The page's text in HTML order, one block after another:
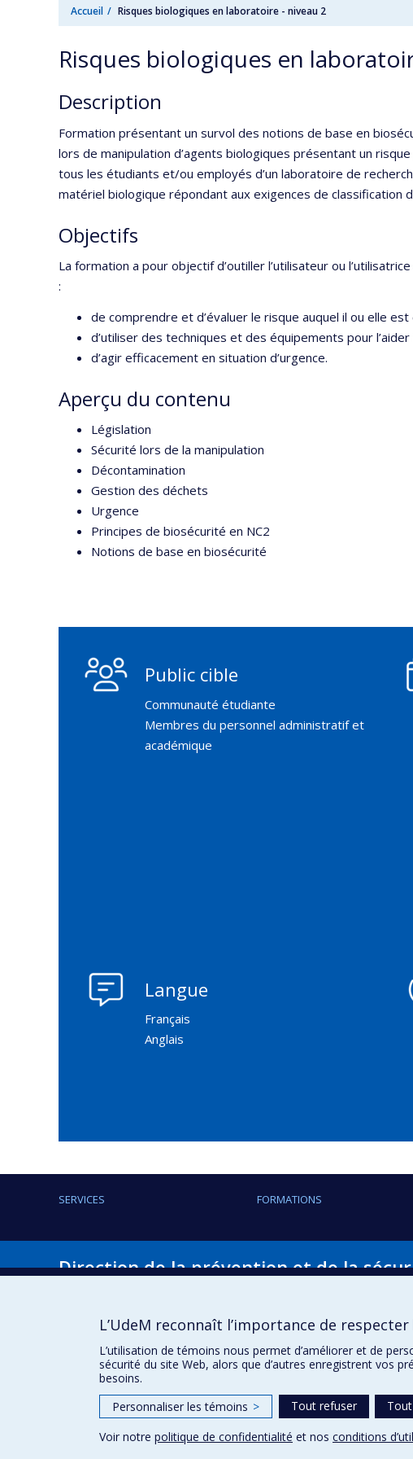
Accueil Risques biologiques en laboratoire - niveau 2
Risques biologiques en
Description
Formation présentant un survol des notions de base en
lors de manipulation d’agents biologiques présentant un
tous les étudiants et/ou employés d’un laboratoire de
matériel biologique répondant aux exigences de classification
Objectifs
La formation a pour objectif d’outiller l’utilisateur ou
:
de comprendre et d’évaluer le risque auquel il ou elle est
d’utiliser des techniques et des équipements pour
d’agir efficacement en situation d’urgence.
Aperçu du contenu
Législation
Sécurité lors de la manipulation
Décontamination
Gestion des déchets
Urgence
Principes de biosécurité en NC2
Notions de base en biosécurité
Public cible
Communauté étudiante
Membres du personnel administratif et
académique
Langue
Français
Anglais
SERVICES FORMATIONS
Direction de la prévention et de la
Carrières
Lois, directives, règlements et normes
Confidentialité
Conditions d’utilisation
Confidentialité Conditions d’utilisation Paramètres des témoins
L’UdeM reconnaît l’importance de
L’utilisation de témoins nous permet d’améliorer et de
sécurité du site Web, alors que d’autres enregistrent vos
besoins.
Personnaliser les témoins > Tout refuser
Voir notre politique de confidentialité et nos conditions